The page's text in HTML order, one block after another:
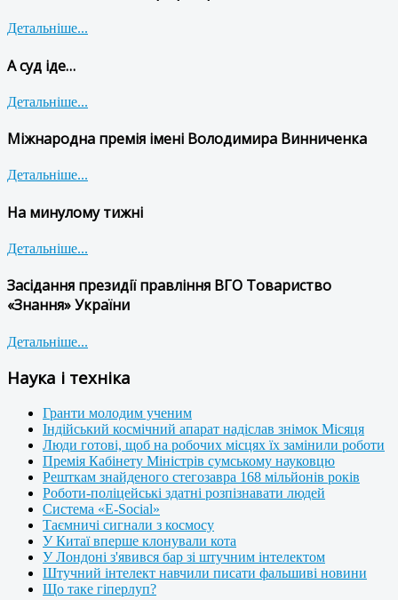
Детальніше...
А суд іде…
Детальніше...
Міжнародна премія імені Володимира Винниченка
Детальніше...
На минулому тижні
Детальніше...
Засідання президії правління ВГО Товариство
«Знання» України
Детальніше...
Наука і техніка
Гранти молодим ученим
Індійський космічний апарат надіслав знімок Місяця
Люди готові, щоб на робочих місцях їх замінили роботи
Премія Кабінету Міністрів сумському науковцю
Решткам знайденого стегозавра 168 мільйонів років
Роботи-поліцейські здатні розпізнавати людей
Система «E-Social»
Таємничі сигнали з космосу
У Китаї вперше клонували кота
У Лондоні з'явився бар зі штучним інтелектом
Штучний інтелект навчили писати фальшиві новини
Що таке гіперлуп?